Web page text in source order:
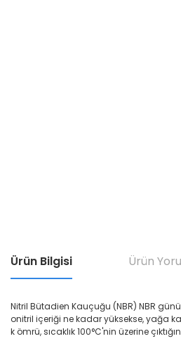
Ürün Bilgisi Ürün
Nitril Bütadien Kauçuğu (NBR) NBR
onitril içeriği ne kadar yüksekse, yağa
k ömrü, sıcaklık 100°C'nin üzerine